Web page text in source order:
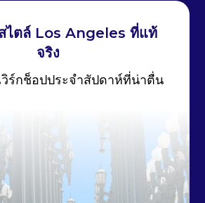
ไตล์ Los Angeles ที่แท้
จริง
วิร์กช็อปประจำสัปดาห์ที่น่าตื่น